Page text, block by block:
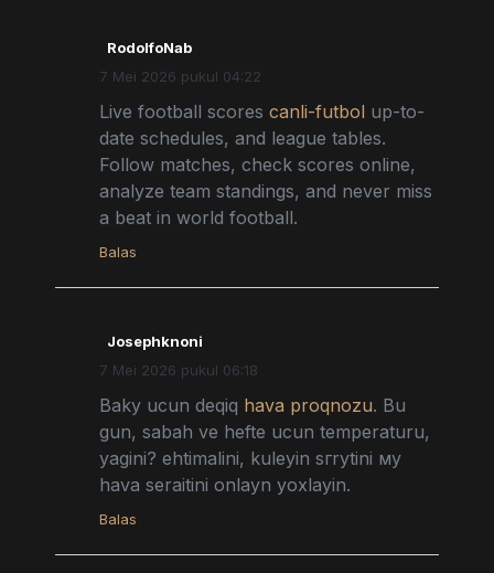
RodolfoNab
7 Mei 2026 pukul 04:22
Live football scores canli-futbol up-to-
date schedules, and league tables.
Follow matches, check scores online,
analyze team standings, and never miss
a beat in world football.
Balas
Josephknoni
7 Mei 2026 pukul 06:18
Baky ucun deqiq hava proqnozu. Bu
gun, sabah ve hefte ucun temperaturu,
yagini? ehtimalini, kuleyin sгrуtini му
hava seraitini onlayn yoxlayin.
Balas